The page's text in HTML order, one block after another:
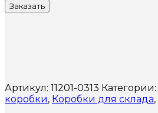
Заказать
Артикул: 11201-0313 Категории:
коробки, Коробки для склада,